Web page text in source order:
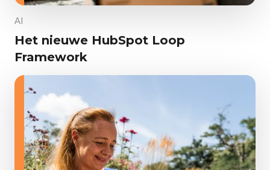
AI
Het nieuwe HubSpot Loop
Framework